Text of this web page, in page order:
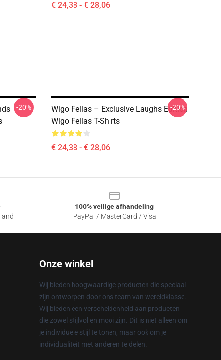
€ 24,38 - € 28,06
-20%
Wigo Fellas – Exclusive Laughs Edition
Wigo Fellas T-Shirts
€ 24,38 - € 28,06
-20%
100% veilige afhandeling
PayPal / MasterCard / Visa
Onze winkel
Wij bieden hoogwaardige producten die speciaal
zijn ontworpen door ons team van wereldklasse.
Wij bieden een verscheidenheid aan producten
die zowel stijlvol en mooi zijn. Dit is niet alleen om
je individuele stijl te tonen, maar ook om je
individualiteit met anderen te delen.